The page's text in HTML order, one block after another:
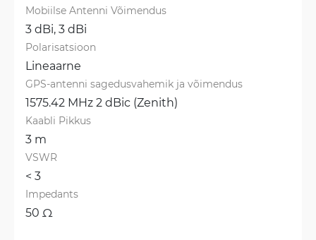
Mobiilse Antenni Võimendus
3 dBi, 3 dBi
Polarisatsioon
Lineaarne
GPS-antenni sagedusvahemik ja võimendus
1575.42 MHz 2 dBic (Zenith)
Kaabli Pikkus
3 m
VSWR
< 3
Impedants
50 Ω